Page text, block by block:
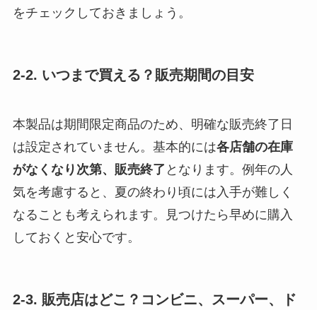
をチェックしておきましょう。
2-2. いつまで買える？販売期間の目安
本製品は期間限定商品のため、明確な販売終了日
は設定されていません。基本的には各店舗の在庫
がなくなり次第、販売終了 となります。例年の人
気を考慮すると、夏の終わり頃には入手が難しく
なることも考えられます。見つけたら早めに購入
しておくと安心です。
2-3. 販売店はどこ？コンビニ、スーパー、ド